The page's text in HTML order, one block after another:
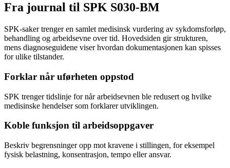
Fra journal til SPK S030-BM
SPK-saker trenger en samlet medisinsk vurdering av sykdomsforløp,
behandling og arbeidsevne over tid. Hovedsiden gir strukturen,
mens diagnoseguidene viser hvordan dokumentasjonen kan spisses
for ulike tilstander.
Forklar når uførheten oppstod
SPK trenger tidslinje for når arbeidsevnen ble redusert og hvilke
medisinske hendelser som forklarer utviklingen.
Koble funksjon til arbeidsoppgaver
Beskriv begrensninger opp mot kravene i stillingen, for eksempel
fysisk belastning, konsentrasjon, tempo eller ansvar.